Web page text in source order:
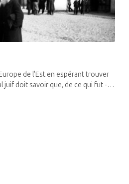
de l'Est en espérant trouver
juif doit savoir que, de ce qui fut -